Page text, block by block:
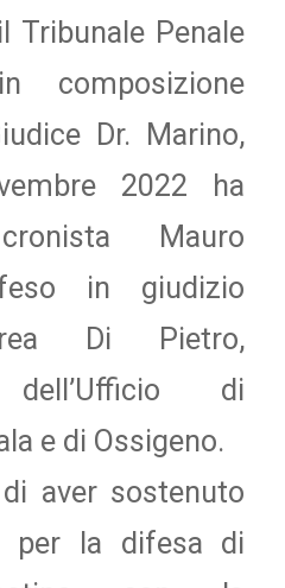
Tribunale Penale
composizione
Dr. Marino,
2022 ha
Mauro
in giudizio
Di Pietro,
dell’Ufficio di
e di Ossigeno.
aver sostenuto
per la difesa di